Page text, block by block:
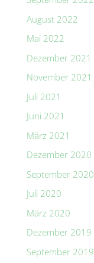
August 2022
Mai 2022
Dezember 2021
November 2021
Juli 2021
Juni 2021
März 2021
Dezember 2020
September 2020
Juli 2020
März 2020
Dezember 2019
September 2019